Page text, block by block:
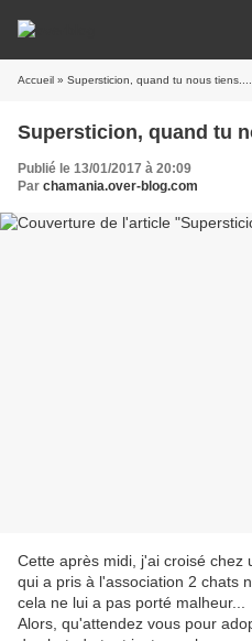
Accueil » Supersticion, quand tu nous tiens....
Supersticion, quand tu
Publié le 13/01/2017 à 20:09
Par chamania.over-blog.com
Cette après midi, j'ai croisé chez
qui a pris à l'association 2 chats
cela ne lui a pas porté malheur...
Alors, qu'attendez vous pour